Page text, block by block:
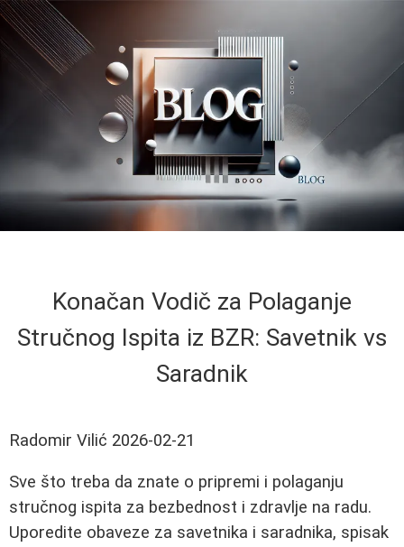
Konačan Vodič za Polaganje
Stručnog Ispita iz BZR: Savetnik vs
Saradnik
Radomir Vilić 2026-02-21
Sve što treba da znate o pripremi i polaganju
stručnog ispita za bezbednost i zdravlje na radu.
Uporedite obaveze za savetnika i saradnika, spisak